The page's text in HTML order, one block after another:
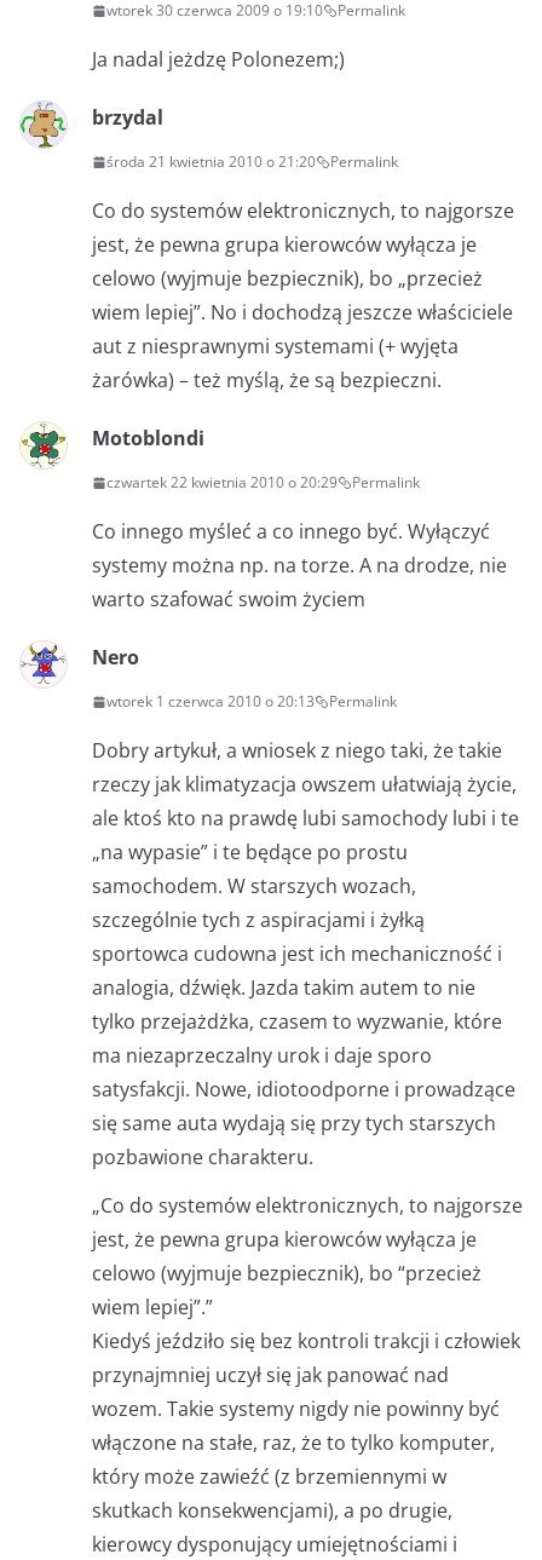
wtorek 30 czerwca 2009 o 19:10 Permalink
Ja nadal jeżdzę Polonezem;)
brzydal
środa 21 kwietnia 2010 o 21:20 Permalink
Co do systemów elektronicznych, to najgorsze
jest, że pewna grupa kierowców wyłącza je
celowo (wyjmuje bezpiecznik), bo „przecież
wiem lepiej”. No i dochodzą jeszcze właściciele
aut z niesprawnymi systemami (+ wyjęta
żarówka) – też myślą, że są bezpieczni.
Motoblondi
czwartek 22 kwietnia 2010 o 20:29 Permalink
Co innego myśleć a co innego być. Wyłączyć
systemy można np. na torze. A na drodze, nie
warto szafować swoim życiem
Nero
wtorek 1 czerwca 2010 o 20:13 Permalink
Dobry artykuł, a wniosek z niego taki, że takie
rzeczy jak klimatyzacja owszem ułatwiają życie,
ale ktoś kto na prawdę lubi samochody lubi i te
„na wypasie” i te będące po prostu
samochodem. W starszych wozach,
szczególnie tych z aspiracjami i żyłką
sportowca cudowna jest ich mechaniczność i
analogia, dźwięk. Jazda takim autem to nie
tylko przejażdżka, czasem to wyzwanie, które
ma niezaprzeczalny urok i daje sporo
satysfakcji. Nowe, idiotoodporne i prowadzące
się same auta wydają się przy tych starszych
pozbawione charakteru.
„Co do systemów elektronicznych, to najgorsze
jest, że pewna grupa kierowców wyłącza je
celowo (wyjmuje bezpiecznik), bo “przecież
wiem lepiej”.”
Kiedyś jeździło się bez kontroli trakcji i człowiek
przynajmniej uczył się jak panować nad
wozem. Takie systemy nigdy nie powinny być
włączone na stałe, raz, że to tylko komputer,
który może zawieźć (z brzemiennymi w
skutkach konsekwencjami), a po drugie,
kierowcy dysponujący umiejętnościami i